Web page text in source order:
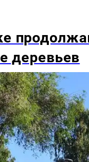
деревьев